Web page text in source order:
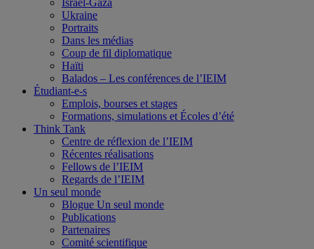
Israël-Gaza
Ukraine
Portraits
Dans les médias
Coup de fil diplomatique
Haïti
Balados – Les conférences de l’IEIM
Étudiant-e-s
Emplois, bourses et stages
Formations, simulations et Écoles d’été
Think Tank
Centre de réflexion de l’IEIM
Récentes réalisations
Fellows de l’IEIM
Regards de l’IEIM
Un seul monde
Blogue Un seul monde
Publications
Partenaires
Comité scientifique